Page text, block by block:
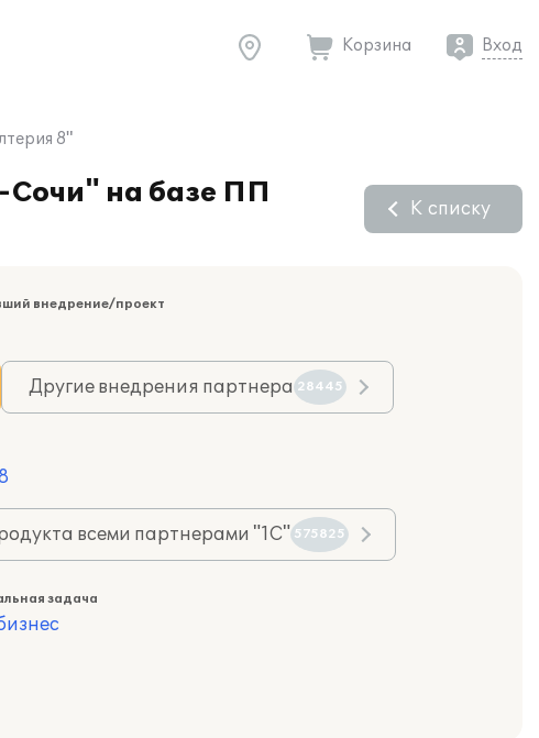
Корзина Вход
8"
Сочи" на базе ПП
К списку
внедрение/проект
Другие внедрения партнера 28445
всеми партнерами "1С" 575825
задача